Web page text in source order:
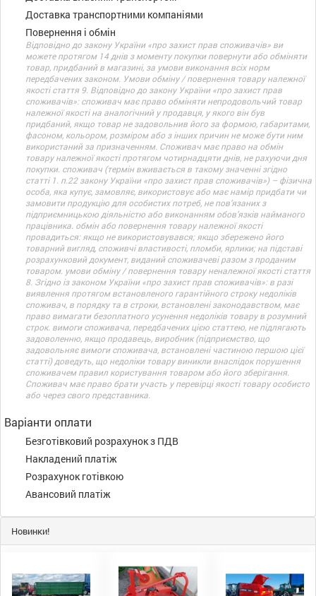
Доставка транспортними компаніями
Повернення і обмін
Відповідно до закону України «про захист прав споживачів» ви
можете протягом 14 днів з моменту покупки повернути або обміняти
товар, придбаний в магазині, за умови виконання всіх норм
передбачених законом. Умови обміну / повернення товару належної
якості стаття 9. Відповідно до закону України «про захист прав
споживачів»: споживач має право обміняти непродовольчий товар
належної якості на аналогічний у продавця, у якого він був
придбаний, якщо товар не задовольнив його за формою, габаритами,
фасоном, кольором, розміром або з інших причин не може бути ним
використаний за призначенням. Споживач має право на обмін
товару належної якості протягом чотирнадцяти днів, не рахуючи дня
покупки. споживач (термін вживається в такому значенні згідно
статті 1. п.22 закону України «про захист прав споживачів») – фізична
особа, яка купує, замовляє, використовує або має намір придбати чи
замовити продукцію для особистих потреб, не пов’язаних з
підприємницькою діяльністю або виконанням обов’язків найманого
працівника. обмін або повернення товару належної якості
провадиться: якщо не використовувався; якщо збережено його
товарний вигляд, споживчі властивості, пломби, ярлики; на підставі
розрахунковий документ, виданий споживачеві разом з проданим
товаром. умови обміну / повернення товару неналежної якості стаття
8. Згідно із законом України «про захист прав споживачів»: в разі
виявлення протягом встановленого гарантійного строку недоліків
споживач, в порядку та в строки, встановлені законодавством, має
право вимагати безоплатного усунення недоліків товару в розумний
строк. вимоги споживача, передбачених цією статтею, не підлягають
задоволенню, якщо продавець, виробник (підприємство, що
задовольняє вимоги споживача, встановлені частиною першою цієї
статті) доведуть, що недоліки товару виникли внаслідок порушення
споживачем правил користування товаром або його зберігання.
Споживач має право брати участь у перевірці якості товару особисто
або через свого представника.
Варіанти оплати
Безготівковий розрахунок з ПДВ
Накладений платіж
Розрахунок готівкою
Авансовий платіж
Новинки!